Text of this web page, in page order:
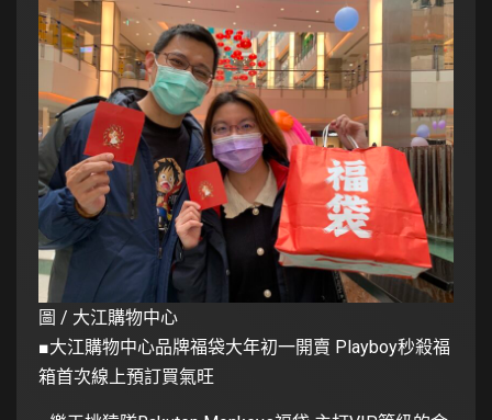
圖 / 大江購物中心
■大江購物中心品牌福袋大年初一開賣 Playboy秒殺福
箱首次線上預訂買氣旺